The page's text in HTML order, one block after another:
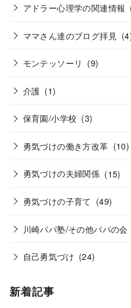
アドラー心理学の関連情報
ママさん達のブログ拝見
モンテッソーリ (9)
介護 (1)
保育園/小学校 (3)
勇気づけの働き方改革 (10)
勇気づけの夫婦関係 (15)
勇気づけの子育て (49)
川崎パパ塾/その他パパの会
自己勇気づけ (24)
新着記事